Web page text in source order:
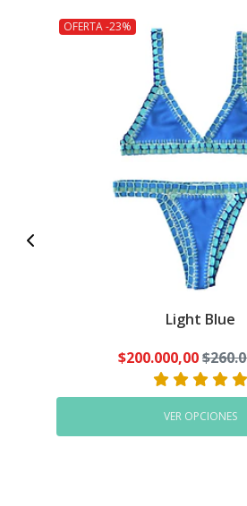
OFERTA -23%
Light Blue
$200.000,00
VER OPCIONES